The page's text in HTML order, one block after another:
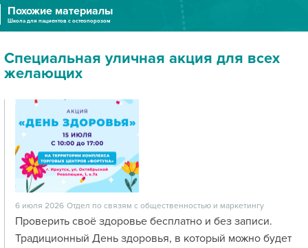
УСЛУГИ И ЦЕНЫ
ПРАВОВАЯ ИНФОРМАЦИЯ
Похожие материалы
Школа для пациентов с остеопорозом
Специальная уличная акция для всех
желающих
6 июля 2026 Отдел по связям с общественностью и маркетингу
Проверить своё здоровье бесплатно и без записи.
Традиционный День здоровья, в который можно будет